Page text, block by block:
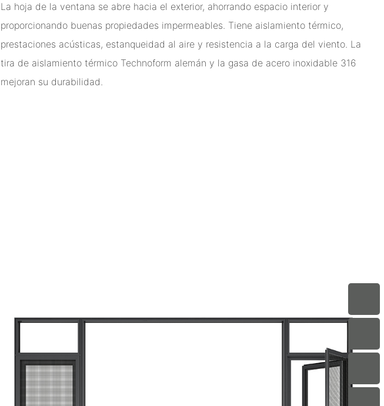
La hoja de la ventana se abre hacia el exterior, ahorrando espacio interior y
proporcionando buenas propiedades impermeables. Tiene aislamiento térmico,
prestaciones acústicas, estanqueidad al aire y resistencia a la carga del viento. La
tira de aislamiento térmico Technoform alemán y la gasa de acero inoxidable 316
mejoran su durabilidad.